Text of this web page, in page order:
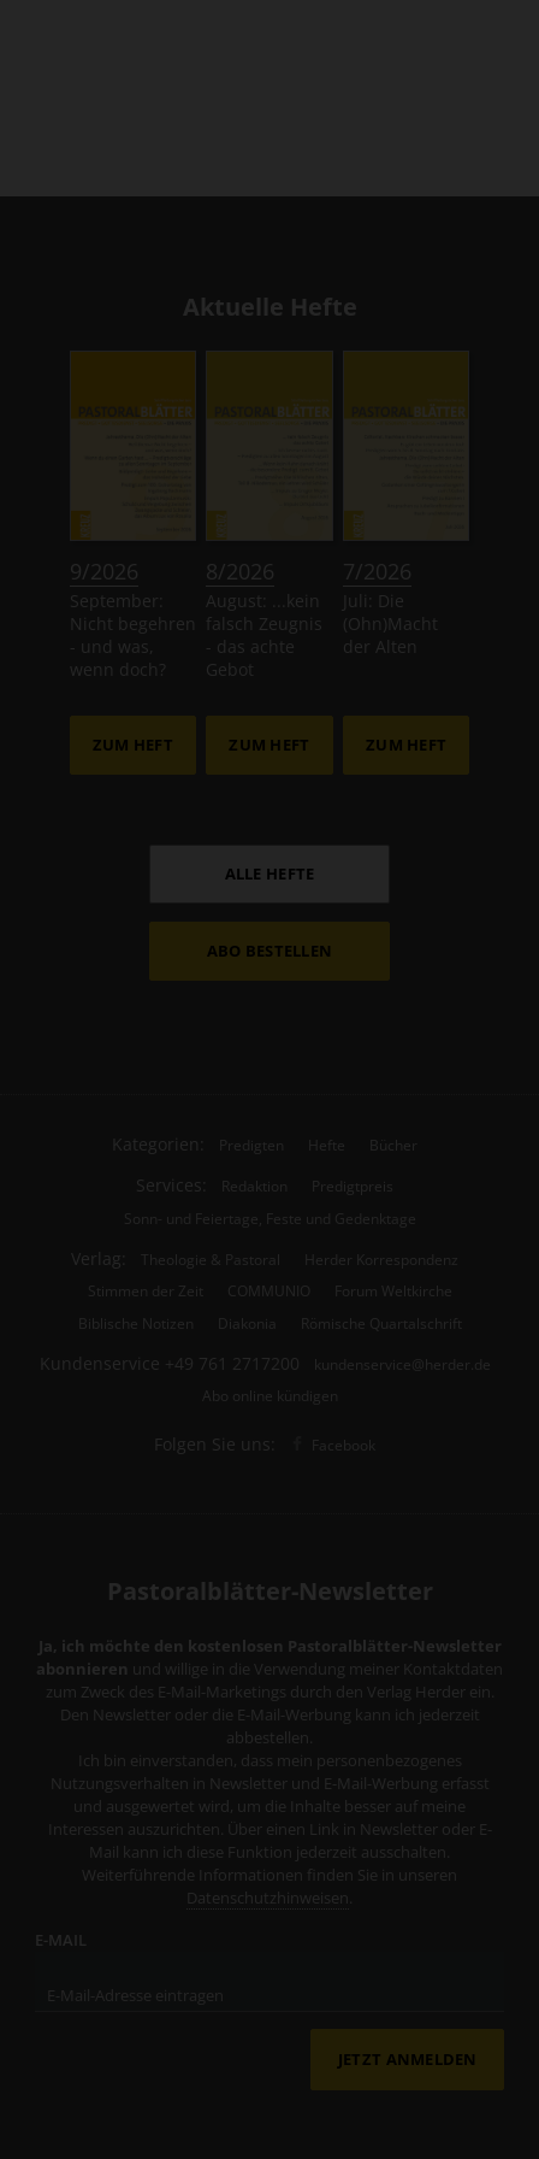
Aktuelle Hefte
9/2026
September:
Nicht begehren
- und was,
wenn doch?
ZUM HEFT
8/2026
August: ...kein
falsch Zeugnis
- das achte
Gebot
ZUM HEFT
7/2026
Juli: Die
(Ohn)Macht
der Alten
ZUM HEFT
ALLE HEFTE
ABO BESTELLEN
Kategorien: Predigten Hefte Bücher
Services: Redaktion
Predigtpreis
Sonn- und Feiertage, Feste und Gedenktage
Verlag: Theologie & Pastoral
Herder Korrespondenz
Stimmen der Zeit
COMMUNIO
Forum Weltkirche
Biblische Notizen
Diakonia Römische Quartalschrift
Kundenservice +49 761 2717200
kundenservice@herder.de
Abo online kündigen
Folgen Sie uns: Facebook
Pastoralblätter-Newsletter
Ja, ich möchte den kostenlosen Pastoralblätter-Newsletter
abonnieren und willige in die Verwendung meiner Kontaktdaten
zum Zweck des E-Mail-Marketings durch den Verlag Herder ein.
Den Newsletter oder die E-Mail-Werbung kann ich jederzeit
abbestellen.
Ich bin einverstanden, dass mein personenbezogenes
Nutzungsverhalten in Newsletter und E-Mail-Werbung erfasst
und ausgewertet wird, um die Inhalte besser auf meine
Interessen auszurichten. Über einen Link in Newsletter oder E-
Mail kann ich diese Funktion jederzeit ausschalten.
Weiterführende Informationen finden Sie in unseren
Datenschutzhinweisen
E-MAIL
JETZT ANMELDEN